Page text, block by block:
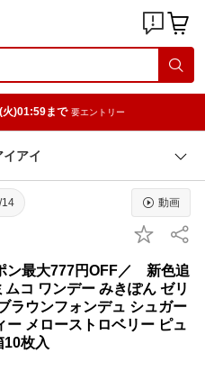
火)01:59まで 要エントリー
アイ
14 動画
ン最大777円OFF／ 新色追
コ ワンデー みきぽん ゼリ
ラウンフォンデュ シュガー
ー メローストロベリー ピュ
10枚入